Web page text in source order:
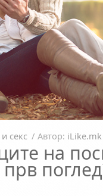
секс / Автор: iLike.mk
на